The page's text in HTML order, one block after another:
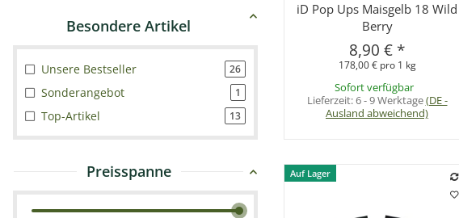
iD Pop Ups Maisgelb 18 Wild
Berry
8,90 € *
178,00 € pro 1 kg
Sofort verfügbar
Lieferzeit:6 - 9 Werktage(DE -
Ausland abweichend)
Auf Lager
Unsere Bestseller 26
Sonderangebot 1
Top-Artikel 13
Preisspanne